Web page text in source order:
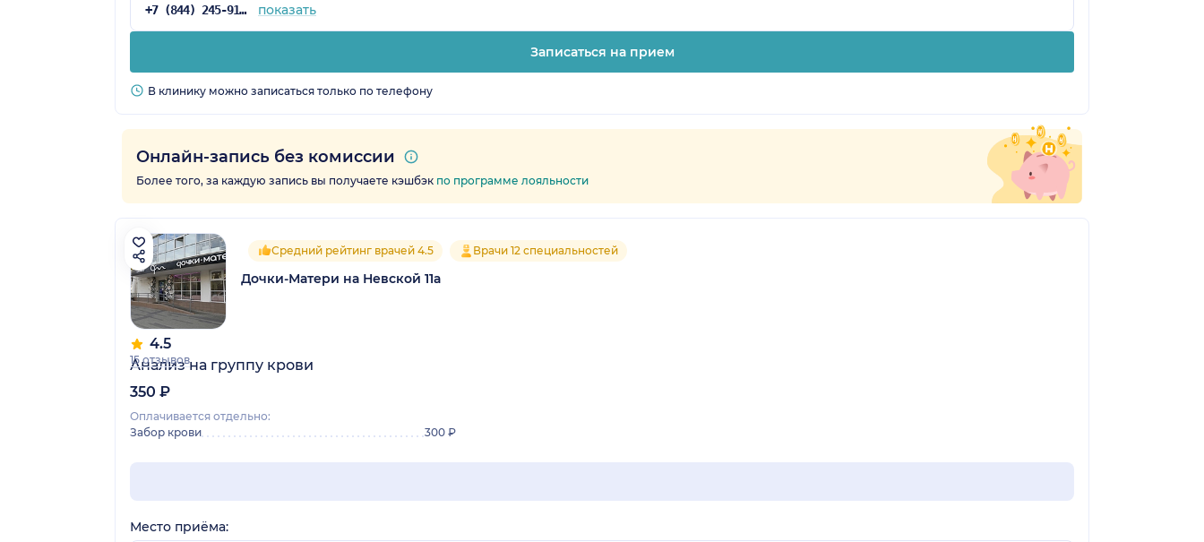
+7 (844) 245-91-31 показать
Записаться на прием
В клинику можно записаться только по телефону
Онлайн-запись без комиссии
Более того, за каждую запись вы получаете кэшбэк по программе лояльности
4.5
15 отзывов
Средний рейтинг врачей 4.5 Врачи 12 специальностей
Дочки-Матери на Невской 11а
Анализ на группу крови
350 ₽
Оплачивается отдельно:
Забор крови
300 ₽
Место приёма: